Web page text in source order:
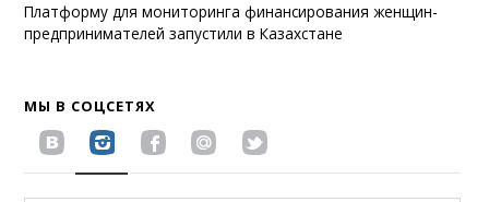
Платформу для мониторинга финансирования женщин-
предпринимателей запустили в Казахстане
МЫ В СОЦСЕТЯХ